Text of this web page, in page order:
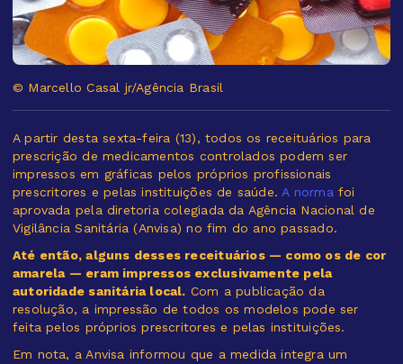
© Marcello Casal jr/Agência Brasil
A partir desta sexta-feira (13), todos os receituários para
prescrição de medicamentos controlados podem ser
impressos em gráficas pelos próprios profissionais
prescritores e pelas instituições de saúde.A normafoi
aprovada pela diretoria colegiada da Agência Nacional de
Vigilância Sanitária (Anvisa) no fim do ano passado.
Até então, alguns desses receituários — como os de cor
amarela — eram impressos exclusivamente pela
autoridade sanitária local. Com a publicação da
resolução, a impressão de todos os modelos pode ser
feita pelos próprios prescritores e pelas instituições.
Em nota, a Anvisa informou que a medida integra um